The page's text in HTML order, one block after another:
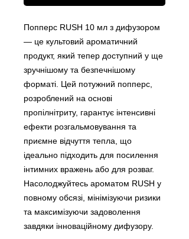
Попперс RUSH 10 мл з дифузором
— це культовий ароматичний
продукт, який тепер доступний у ще
зручнішому та безпечнішому
форматі. Цей потужний попперс,
розроблений на основі
пропілнітриту, гарантує інтенсивні
ефекти розгальмовування та
приємне відчуття тепла, що
ідеально підходить для посилення
інтимних вражень або для розваг.
Насолоджуйтесь ароматом RUSH у
повному обсязі, мінімізуючи ризики
та максимізуючи задоволення
завдяки інноваційному дифузору.